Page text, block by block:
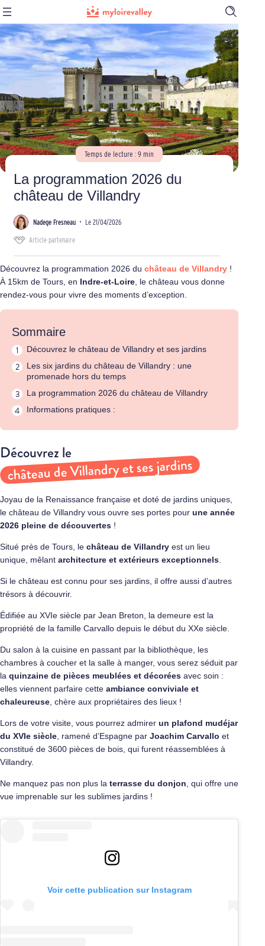
Ouvrir
la
barre
de
Temps de lecture : 9 min
La programmation 2026 du
château de Villandry
Nadege Fresneau • Le 21/04/2026
Article partenaire
Découvrez la programmation 2026 du château de Villandry !
À 15km de Tours, en Indre-et-Loire , le château vous donne
rendez-vous pour vivre des moments d’exception.
Sommaire
Découvrez le château de Villandry et ses jardins
Les six jardins du château de Villandry : une
promenade hors du temps
La programmation 2026 du château de Villandry
Informations pratiques :
Découvrez le
château de Villandry et ses jardins
Joyau de la Renaissance française et doté de jardins uniques,
le château de Villandry vous ouvre ses portes pour une année
2026 pleine de découvertes !
Situé près de Tours, le château de Villandry est un lieu
unique, mêlant architecture et extérieurs exceptionnels.
Si le château est connu pour ses jardins, il offre aussi d’autres
trésors à découvrir.
Édifiée au XVIe siècle par Jean Breton, la demeure est la
propriété de la famille Carvallo depuis le début du XXe siècle.
Du salon à la cuisine en passant par la bibliothèque, les
chambres à coucher et la salle à manger, vous serez séduit par
la quinzaine de pièces meublées et décorées avec soin :
elles viennent parfaire cette ambiance conviviale et
chaleureuse, chère aux propriétaires des lieux !
Lors de votre visite, vous pourrez admirer un plafond mudéjar
du XVIe siècle, ramené d’Espagne par Joachim Carvallo et
constitué de 3600 pièces de bois, qui furent réassemblées à
Villandry.
Ne manquez pas non plus la terrasse du donjon, qui offre une
vue imprenable sur les sublimes jardins !
Voir cette publication sur Instagram